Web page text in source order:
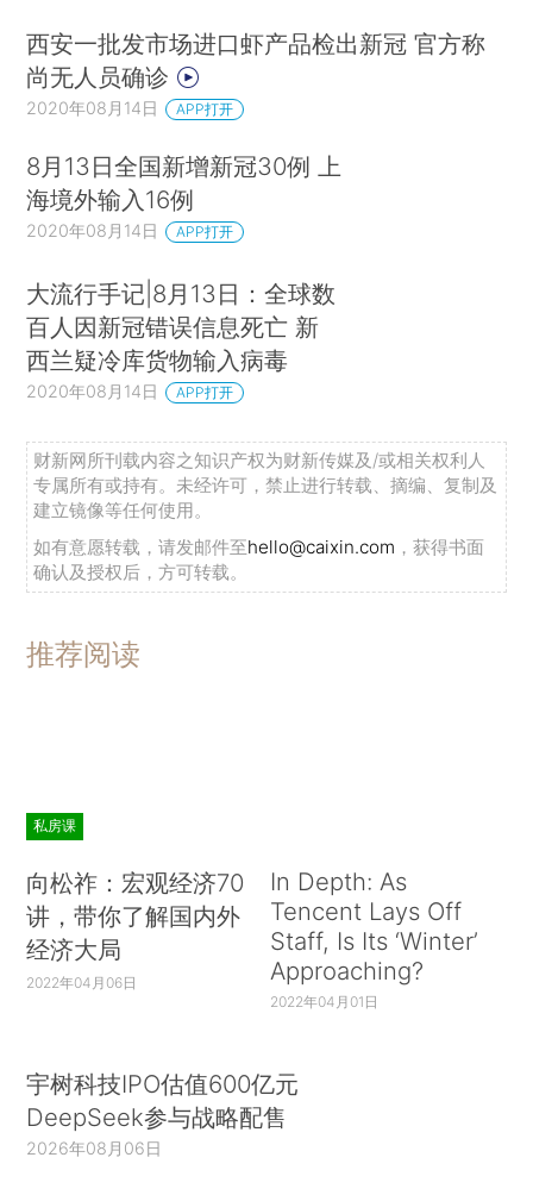
西安一批发市场进口虾产品检出新冠 官方称
尚无人员确诊
2020年08月14日 APP打开
8月13日全国新增新冠30例 上
海境外输入16例
2020年08月14日 APP打开
大流行手记|8月13日：全球数
百人因新冠错误信息死亡 新
西兰疑冷库货物输入病毒
2020年08月14日 APP打开
财新网所刊载内容之知识产权为财新传媒及/或相关权利人
专属所有或持有。未经许可，禁止进行转载、摘编、复制及
建立镜像等任何使用。
如有意愿转载，请发邮件至hello@caixin.com ，获得书面
确认及授权后，方可转载。
推荐阅读
私房课
向松祚：宏观经济70
讲，带你了解国内外
经济大局
2022年04月06日
In Depth: As
Tencent Lays Off
Staff, Is Its ‘Winter’
Approaching?
2022年04月01日
宇树科技IPO估值600亿元
DeepSeek参与战略配售
2026年08月06日